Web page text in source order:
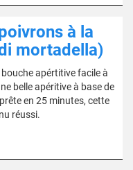
à la
mortadella)
apértitive facile à
belle apéritive à base de
en 25 minutes, cette
réussi.